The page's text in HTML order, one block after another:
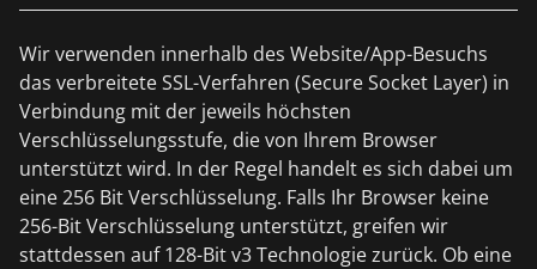
Wir verwenden innerhalb des Website/App-Besuchs
das verbreitete SSL-Verfahren (Secure Socket Layer) in
Verbindung mit der jeweils höchsten
Verschlüsselungsstufe, die von Ihrem Browser
unterstützt wird. In der Regel handelt es sich dabei um
eine 256 Bit Verschlüsselung. Falls Ihr Browser keine
256-Bit Verschlüsselung unterstützt, greifen wir
stattdessen auf 128-Bit v3 Technologie zurück. Ob eine